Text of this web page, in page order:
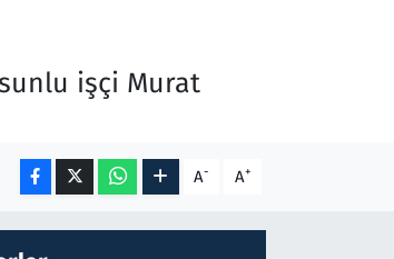
işçi Murat
A- A+